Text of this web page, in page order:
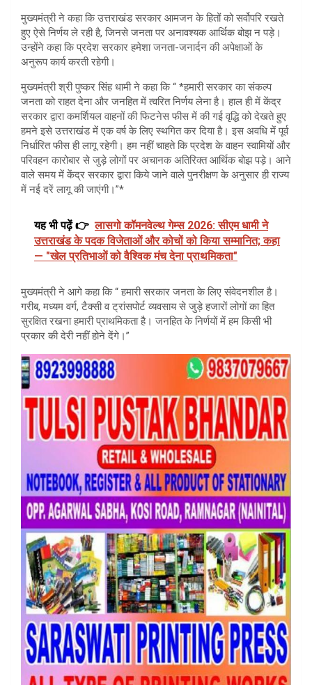
मुख्यमंत्री ने कहा कि उत्तराखंड सरकार आमजन के हितों को सर्वोपरि रखते
हुए ऐसे निर्णय ले रही है, जिनसे जनता पर अनावश्यक आर्थिक बोझ न पड़े।
उन्होंने कहा कि प्रदेश सरकार हमेशा जनता-जनार्दन की अपेक्षाओं के
अनुरूप कार्य करती रहेगी।
मुख्यमंत्री श्री पुष्कर सिंह धामी ने कहा कि “ *हमारी सरकार का संकल्प
जनता को राहत देना और जनहित में त्वरित निर्णय लेना है। हाल ही में केंद्र
सरकार द्वारा कमर्शियल वाहनों की फिटनेस फीस में की गई वृद्धि को देखते हुए
हमने इसे उत्तराखंड में एक वर्ष के लिए स्थगित कर दिया है। इस अवधि में पूर्व
निर्धारित फीस ही लागू रहेगी। हम नहीं चाहते कि प्रदेश के वाहन स्वामियों और
परिवहन कारोबार से जुड़े लोगों पर अचानक अतिरिक्त आर्थिक बोझ पड़े। आने
वाले समय में केंद्र सरकार द्वारा किये जाने वाले पुनरीक्षण के अनुसार ही राज्य
में नई दरें लागू की जाएंगी।”*
यह भी पढ़ें 👉 लासगो कॉमनवेल्थ गेम्स 2026: सीएम धामी ने
उत्तराखंड के पदक विजेताओं और कोचों को किया सम्मानित; कहा
— "खेल प्रतिभाओं को वैश्विक मंच देना प्राथमिकता"
मुख्यमंत्री ने आगे कहा कि “ हमारी सरकार जनता के लिए संवेदनशील है।
गरीब, मध्यम वर्ग, टैक्सी व ट्रांसपोर्ट व्यवसाय से जुड़े हजारों लोगों का हित
सुरक्षित रखना हमारी प्राथमिकता है। जनहित के निर्णयों में हम किसी भी
प्रकार की देरी नहीं होने देंगे।”